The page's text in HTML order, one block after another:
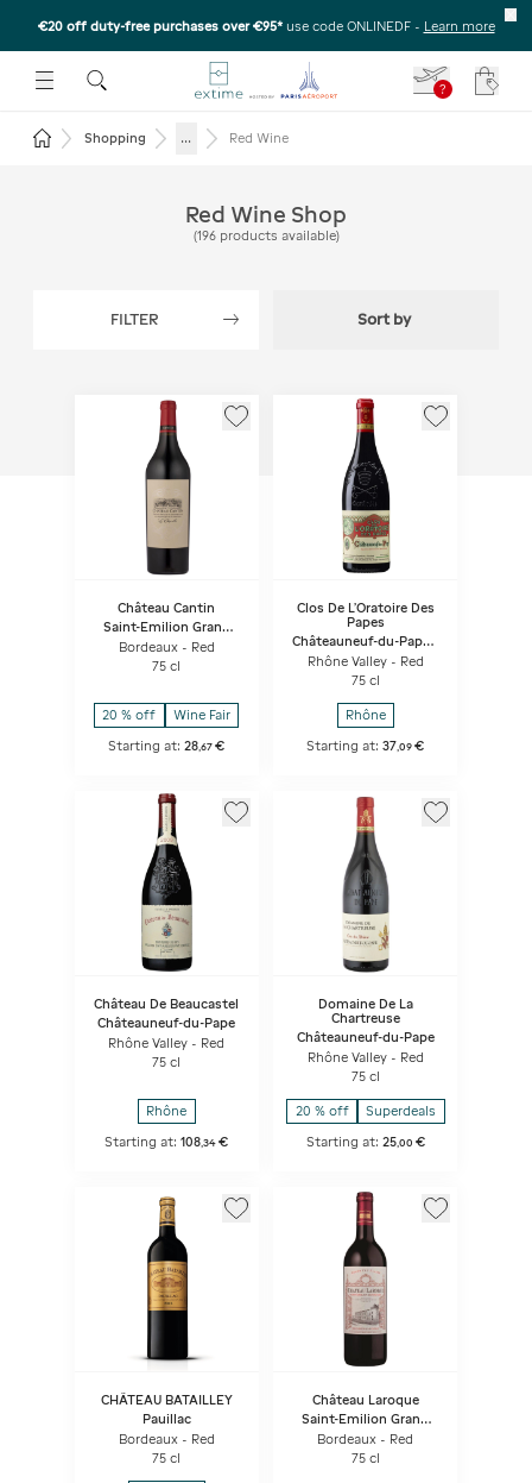
€20 off duty-free purchases over €95* use code ONLINEDF - Learn more
SUBMENU
OPEN THE SUBMENU
?
Return to the home page
Shopping ... Red Wine
FILTER Sort by
Red Wine Shop
(196 products available)
Château Cantin
Saint-Emilion Grand
Cru - La Chapelle
Bordeaux - Red
75 cl
20 % off Wine Fair
Starting at:28,67 €
Clos De L'Oratoire Des
Papes
Châteauneuf-du-Pape -
L’Oratoire des Papes
Rhône Valley - Red
75 cl
Rhône
Starting at:37,09 €
Château De Beaucastel
Châteauneuf-du-Pape
Rhône Valley - Red
75 cl
Rhône
Starting at:108,34 €
Domaine De La
Chartreuse
Châteauneuf-du-Pape
Rhône Valley - Red
75 cl
20 % off Superdeals
Starting at: 25,00 €
CHÂTEAU BATAILLEY
Pauillac
Bordeaux - Red
75 cl
Château Laroque
Saint-Emilion Grand
Bordeaux - Red
75 cl